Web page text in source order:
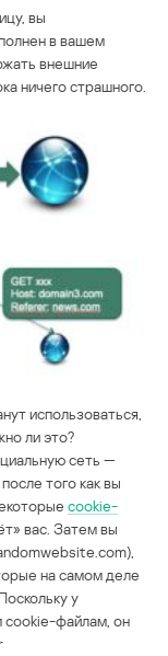
вы
в вашем
внешние
ничего страшного.
использоваться,
ли это?
сеть —
того как вы
cookie-
вас. Затем вы
на самом деле
у
cookie-файлам, он